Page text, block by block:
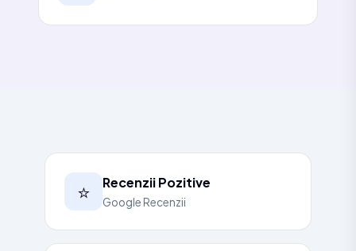
⭐ Recenzii Pozitive
Google Recenzii